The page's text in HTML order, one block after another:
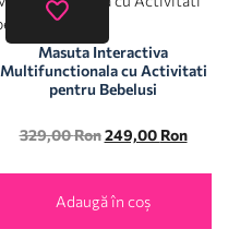
Masuta Interactiva
Multifunctionala cu Activitati
pentru Bebelusi
329,00Ron 249,00 Ron
Adaugă în coș